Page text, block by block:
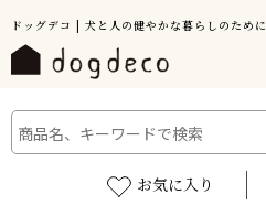
ドッグデコ | 犬と人の健やかな暮らしのために
お気に入り